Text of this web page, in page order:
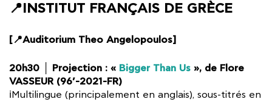
📍INSTITUT FRANÇAIS DE GRÈCE
[📍Auditorium Theo Angelopoulos]
20h30 │ Projection : « Bigger Than Us », de Flore
VASSEUR (96’-2021-FR)
ℹ️Multilingue (principalement en anglais), sous-titrés en